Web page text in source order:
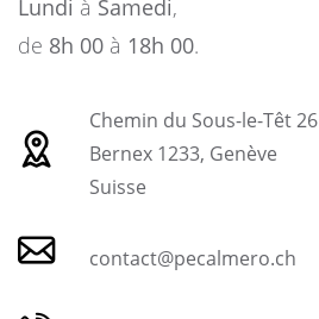
Lundi à Samedi,
de 8h 00 à 18h 00.
Chemin du Sous-le-Têt 26
Bernex 1233, Genève
Suisse
contact@pecalmero.ch